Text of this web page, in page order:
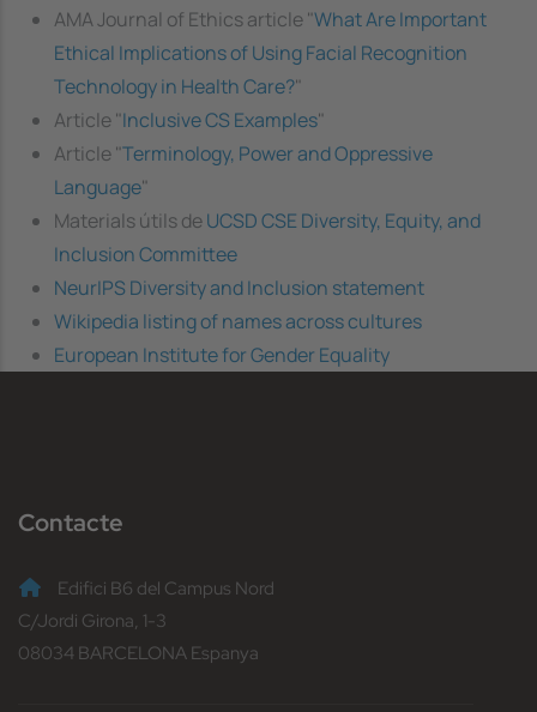
AMA Journal of Ethics article "What Are Important
Ethical Implications of Using Facial Recognition
Technology in Health Care?"
Article "Inclusive CS Examples"
Article "Terminology, Power and Oppressive
Language"
Materials útils deUCSD CSE Diversity, Equity, and
Inclusion Committee
NeurIPS Diversity and Inclusion statement
Wikipedia listing of names across cultures
European Institute for Gender Equality
Contacte
Edifici B6 del Campus Nord
C/Jordi Girona, 1-3
08034 BARCELONA Espanya